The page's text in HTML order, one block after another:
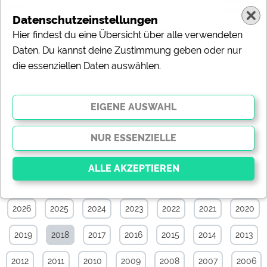
Campingplätze
Specials Aktuelle News
2026 2025 2024 2023 2022 2021 2020
2019 2018 2017 2016 2015 2014 2013
2012 2011 2010 2009 2008 2007 2006
Datenschutzeinstellungen
Hier findest du eine Übersicht über alle verwendeten
Daten. Du kannst deine Zustimmung geben oder nur
die essenziellen Daten auswählen.
Essenziell
Essenzielle Cookies ermöglichen grundlegende
Funktionen und sind für die einwandfreie Funktion der
werden Teile der Websitenicht funktionieren.